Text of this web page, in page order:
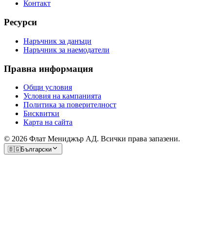
Контакт
Ресурси
Наръчник за данъци
Наръчник за наемодатели
Правна информация
Общи условия
Условия на кампанията
Политика за поверителност
Бисквитки
Карта на сайта
© 2026 Флат Мениджър АД. Всички права запазени.
🇧🇬Български